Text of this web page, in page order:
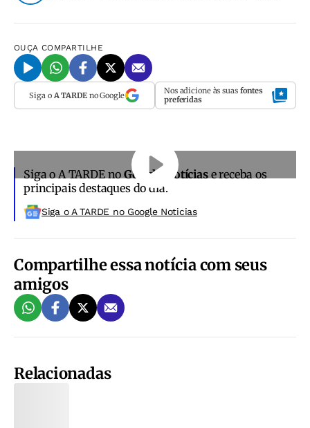
OUÇA COMPARTILHE
Siga o A TARDEno Google Nos adicione às suas fontes
preferidas
Siga o A TARDE noGoogle Notíciase receba os
principais destaques do dia.
Siga o A TARDE no Google Noticias
Compartilhe essa notícia com seus
amigos
Relacionadas